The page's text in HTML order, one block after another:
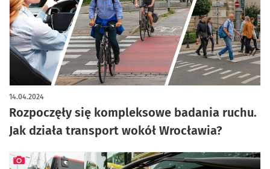
Rozpoczęły się kompleksowe badania ruchu.
Jak działa transport wokół Wrocławia?
14.04.2024